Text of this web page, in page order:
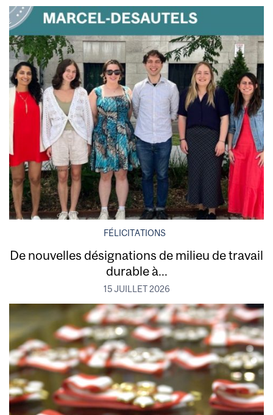
FÉLICITATIONS
De nouvelles désignations de milieu de travail
durable à...
15 JUILLET 2026